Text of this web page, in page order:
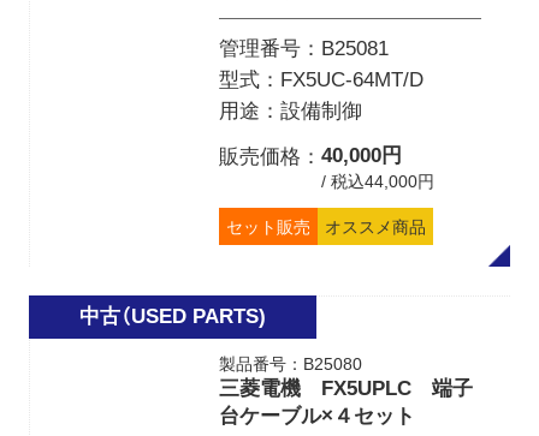
管理番号
B25081
型式
FX5UC-64MT/D
用途
設備制御
販売価格
40,000円
/ 税込44,000円
セット販売 オススメ商品
製品番号：B25080
三菱電機 FX5UPLC 端子
台ケーブル×４セット